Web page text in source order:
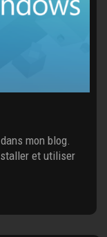
mon blog.
et utiliser